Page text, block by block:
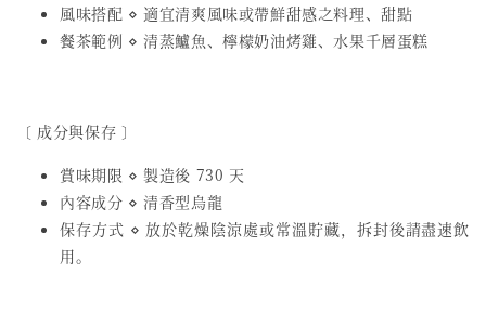
風味搭配 ⋄ 適宜清爽風味或帶鮮甜感之料理、甜點
餐茶範例 ⋄ 清蒸鱸魚、檸檬奶油烤雞、水果千層蛋糕
〔 成分與保存 〕
賞味期限 ⋄ 製造後 730 天
內容成分 ⋄ 清香型烏龍
保存方式 ⋄ 放於乾燥陰涼處或常溫貯藏，拆封後請盡速飲
用。